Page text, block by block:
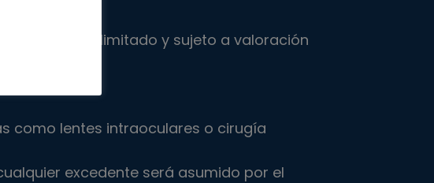
por tiempo limitado y sujeto a valoración
como lentes intraoculares o cirugía
excedente será asumido por el